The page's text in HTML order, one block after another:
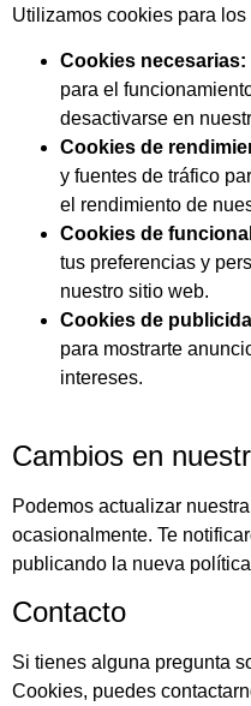
Utilizamos cookies para
Cookies necesarias:
para el
desactivarse en
Cookies de
y fuentes de tráfico
el rendimiento de
Cookies de
tus preferencias y
nuestro sitio web.
Cookies de
para mostrarte
intereses.
Cambios en
Podemos actualizar
ocasionalmente. Te
publicando la nueva
Contacto
Si tienes alguna pregunta
Cookies, puedes